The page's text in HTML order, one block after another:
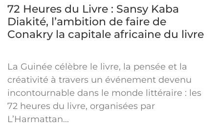
72 Heures du Livre : Sansy Kaba
Diakité, l’ambition de faire de
Conakry la capitale africaine du livre
La Guinée célèbre le livre, la pensée et la
créativité à travers un événement devenu
incontournable dans le monde littéraire : les
72 heures du livre, organisées par
L’Harmattan...